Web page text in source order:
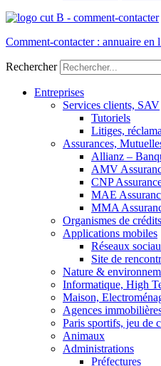
Comment-contacter : annuaire en
Rechercher
Entreprises
Services clients, SAV
Tutoriels
Litiges,
Assurances,
Allianz –
AMV
CNP
MAE
MMA
Organismes de crédits
Applications mobiles
Réseaux
Site de
Nature &
Informatique, High
Maison,
Agences
Paris sportifs, jeu de
Animaux
Administrations
Préfectures